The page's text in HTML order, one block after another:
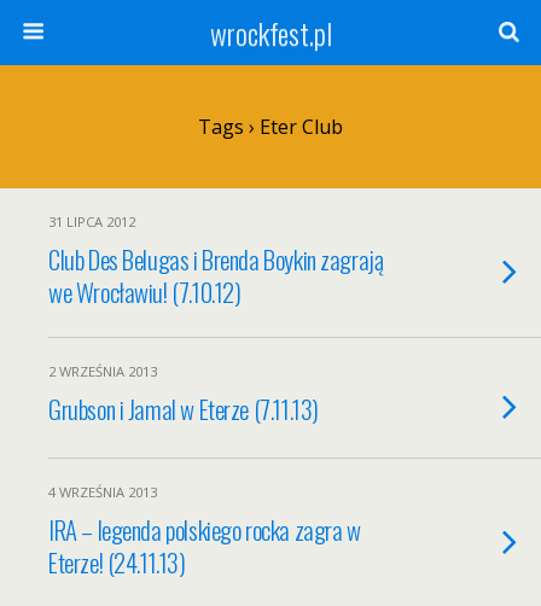
wrockfest.pl
Tags › Eter Club
31 LIPCA 2012
Club Des Belugas i Brenda Boykin zagrają
we Wrocławiu! (7.10.12)
2 WRZEŚNIA 2013
Grubson i Jamal w Eterze (7.11.13)
4 WRZEŚNIA 2013
IRA – legenda polskiego rocka zagra w
Eterze! (24.11.13)